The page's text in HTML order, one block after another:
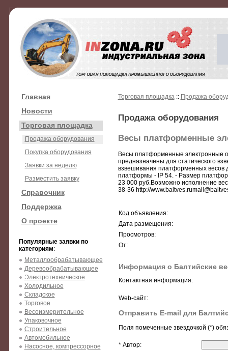
Главная
Новости
Торговая площадка
Продажа оборудования
Покупка оборудования
Заявки за неделю
Разместить заявку
Справочник
Поддержка
О проекте
Популярные заявки по
категориям:
Металлообрабатывающее
Деревообрабатывающее
Электротехническое
Холодильное
Складское
Торговое
Весоизмерительное
Упаковочное
Строительное
Автомобильное
Насосное, компрессорное
Торговая площадка:: Продажа
Продажа оборудования
Весы платформенные
Весы платформенные электронные
предназначены для статического
взвешивания платформенных весов
платформы - IP 54. - Размер
23 000 руб.Возможно исполнение
38-36 http://
Код объявления:
Дата размещения:
Просмотров:
От:
Информация о Балтийские
Контактная информация:
Web-сайт:
Отправить E-mail для
Поля помеченные звездочкой (*)
* Автор: